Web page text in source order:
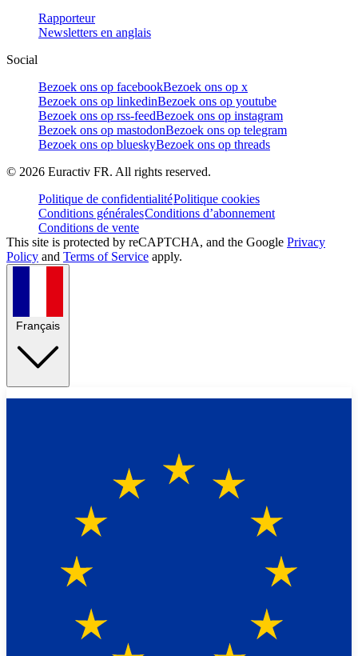
Rapporteur
Newsletters en anglais
Social
Bezoek ons op facebookBezoek ons op x
Bezoek ons op linkedinBezoek ons op youtube
Bezoek ons op rss-feedBezoek ons op instagram
Bezoek ons op mastodonBezoek ons op telegram
Bezoek ons op blueskyBezoek ons op threads
© 2026 Euractiv FR. All rights reserved.
Politique de confidentialitéPolitique cookies
Conditions généralesConditions d’abonnement
Conditions de vente
This site is protected by reCAPTCHA, and the Google Privacy
Policy and Terms of Service apply.
Français